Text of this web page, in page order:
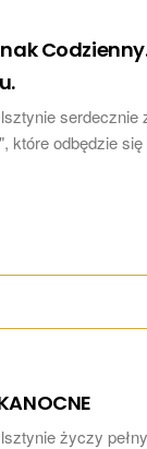
serdecznie
które odbędzie
życzy